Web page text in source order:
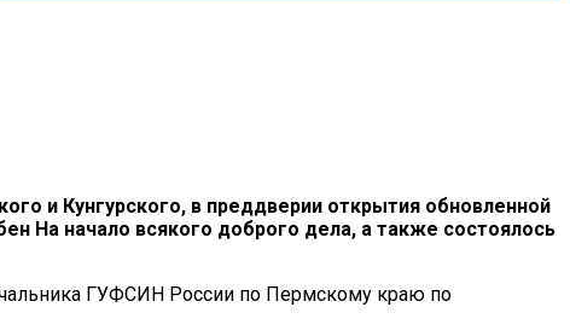
и Кунгурского, в преддверии открытия обновленной
На начало всякого доброго дела, а также состоялось
ГУФСИН России по Пермскому краю по